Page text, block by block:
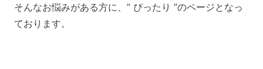
そんなお悩みがある方に、” ぴったり ”のページとなっ
ております。